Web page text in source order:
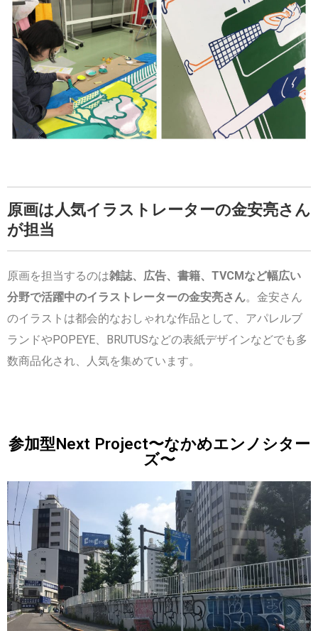
原画は人気イラストレーターの金安亮さん
が担当
原画を担当するのは雑誌、広告、書籍、TVCMなど幅広い
分野で活躍中のイラストレーターの金安亮さん。金安さん
のイラストは都会的なおしゃれな作品として、アパレルブ
ランドやPOPEYE、BRUTUSなどの表紙デザインなどでも多
数商品化され、人気を集めています。
参加型Next Project〜なかめエンノシター
ズ〜